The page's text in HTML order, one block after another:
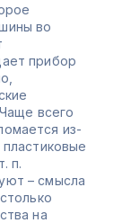
во
прибор
всего
из-
п.
– смысла
на